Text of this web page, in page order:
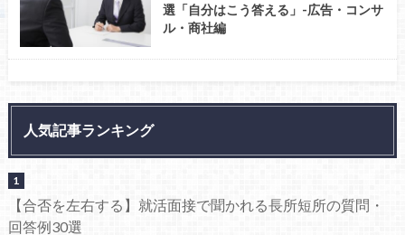
選「自分はこう答える」-広告・コンサ
ル・商社編
人気記事ランキング
【合否を左右する】就活面接で聞かれる長所短所の質問・
回答例30選